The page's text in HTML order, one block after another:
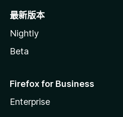
最新版本
Nightly
Beta
Firefox for Business
Enterprise